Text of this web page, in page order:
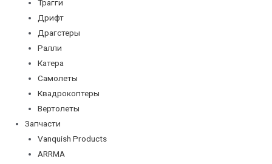
Трагги
Дрифт
Драгстеры
Ралли
Катера
Самолеты
Квадрокоптеры
Вертолеты
Запчасти
Vanquish Products
ARRMA